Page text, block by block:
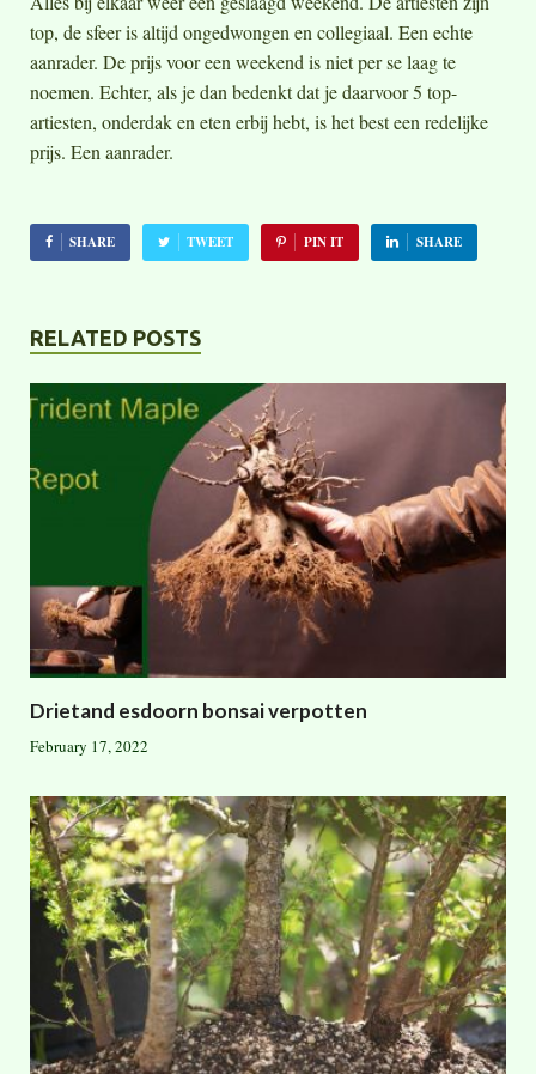
top, de sfeer is altijd ongedwongen en collegiaal. Een echte
aanrader. De prijs voor een weekend is niet per se laag te
noemen. Echter, als je dan bedenkt dat je daarvoor 5 top-
artiesten, onderdak en eten erbij hebt, is het best een redelijke
prijs. Een aanrader.
SHARE TWEET PIN IT SHARE
RELATED POSTS
Drietand esdoorn bonsai verpotten
February 17, 2022